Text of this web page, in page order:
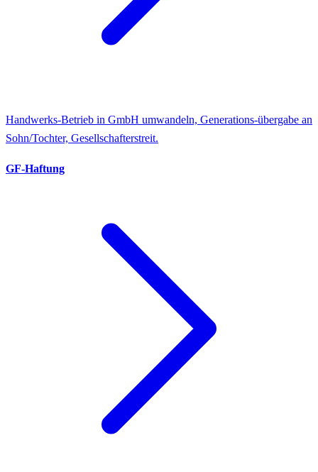
Handwerks-Betrieb in GmbH umwandeln, Generations-übergabe an
Sohn/Tochter, Gesellschafterstreit.
GF-Haftung